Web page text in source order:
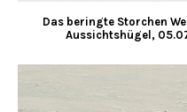
Das beringte Storchen
Aussichtshügel,